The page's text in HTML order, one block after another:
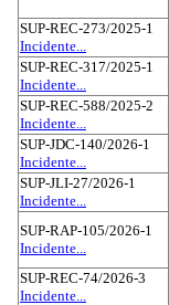
SUP-REC-273/2025-1
Incidente...
SUP-REC-317/2025-1
Incidente...
SUP-REC-588/2025-2
Incidente...
SUP-JDC-140/2026-1
Incidente...
SUP-JLI-27/2026-1
Incidente...
SUP-RAP-105/2026-1
Incidente...
SUP-REC-74/2026-3
Incidente...